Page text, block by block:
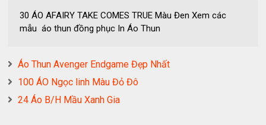
30 ÁO AFAIRY TAKE COMES TRUE Màu Đen Xem các
mẫu áo thun đồng phục In Áo Thun
Áo Thun Avenger Endgame Đẹp Nhất
100 ÁO Ngọc linh Màu Đỏ Đô
24 Áo B/H Mầu Xanh Gia